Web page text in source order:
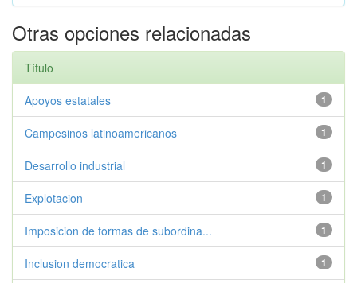
Otras opciones relacionadas
Título
1
Apoyos estatales
1
Campesinos latinoamericanos
1
Desarrollo industrial
1
Explotacion
1
Imposicion de formas de subordina...
1
Inclusion democratica